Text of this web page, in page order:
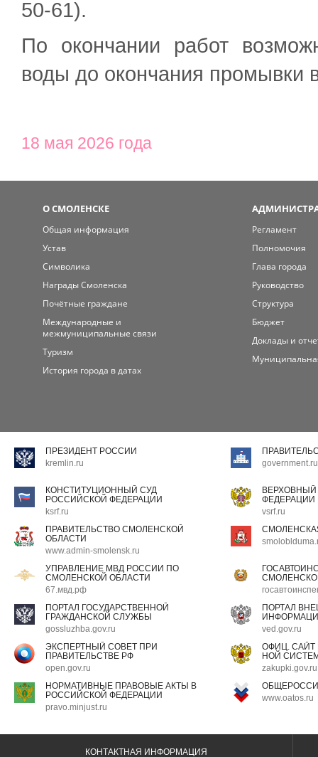
50-61).
По окончании работ
воды до окончания промывки
18 мая 2026 года
О СМОЛЕНСКЕ
Общая информация
Устав
Символика
Награды Смоленска
Почётные граждане
Международные и
межмуниципальные связи
Туризм
История города в датах
Регламент
Полномочия
Глава города
Руководство
Структура
Бюджет
Доклады и
ПРЕЗИДЕНТ РОССИИ
kremlin.ru
government.ru
КОНСТИТУЦИОННЫЙ СУД
РОССИЙСКОЙ ФЕДЕРАЦИИ
ksrf.ru
ФЕДЕРАЦИИ
vsrf.ru
ПРАВИТЕЛЬСТВО СМОЛЕНСКОЙ
ОБЛАСТИ
www.admin-smolensk.ru
УПРАВЛЕНИЕ МВД РОССИИ ПО
СМОЛЕНСКОЙ ОБЛАСТИ
67.мвд.рф
ПОРТАЛ ГОСУДАРСТВЕННОЙ
ГРАЖДАНСКОЙ СЛУЖБЫ
gossluzhba.gov.ru
ПОРТАЛ
ved.gov.ru
ЭКСПЕРТНЫЙ СОВЕТ ПРИ
ПРАВИТЕЛЬСТВЕ РФ
open.gov.ru
ОФИЦ.
НОЙ
zakupki.gov.ru
НОРМАТИВНЫЕ ПРАВОВЫЕ АКТЫ В
РОССИЙСКОЙ ФЕДЕРАЦИИ
pravo.minjust.ru
www.oatos.ru
КОНТАКТНАЯ ИНФОРМАЦИЯ